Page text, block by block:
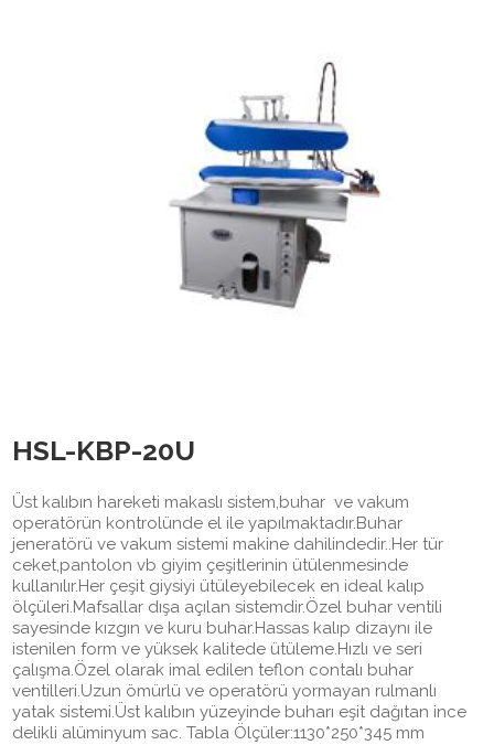
HSL-KBP-20U
Üst kalıbın hareketi makaslı sistem,buhar ve vakum
operatörün kontrolünde el ile yapılmaktadır.Buhar
jeneratörü ve vakum sistemi makine dahilindedir..Her tür
ceket,pantolon vb giyim çeşitlerinin ütülenmesinde
kullanılır.Her çeşit giysiyi ütüleyebilecek en ideal kalıp
ölçüleri.Mafsallar dışa açılan sistemdir.Özel buhar ventili
sayesinde kızgın ve kuru buhar.Hassas kalıp dizaynı ile
istenilen form ve yüksek kalitede ütüleme.Hızlı ve seri
çalışma.Özel olarak imal edilen teflon contalı buhar
ventilleri.Uzun ömürlü ve operatörü yormayan rulmanlı
yatak sistemi.Üst kalıbın yüzeyinde buharı eşit dağıtan ince
delikli alüminyum sac. Tabla Ölçüler:1130*250*345 mm